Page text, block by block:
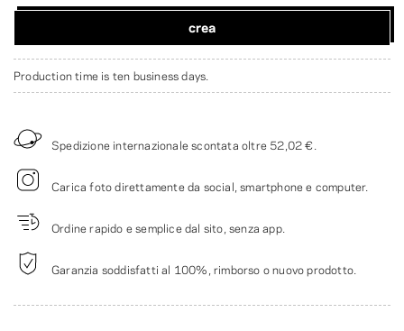
crea
Production time is ten business days.
Spedizione internazionale scontata oltre 52,02 €
Carica foto direttamente da social, smartphone e computer.
Ordine rapido e semplice dal sito, senza app.
Garanzia soddisfatti al 100%, rimborso o nuovo prodotto.